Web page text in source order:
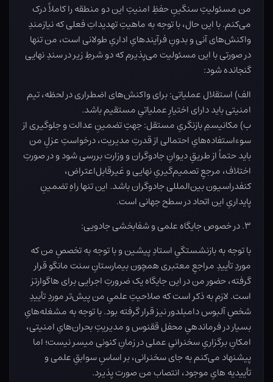
من مسئولیتِ سنگینِ حفظِ امنیتِ این دو منطقه را کاملاً درک
می‌کنم. با این حال، با توجه به ماهیتِ تهدیداتِ فعلی که نیازمندِ
واکنش‌های آنی و بدونِ فرآیندهایِ اداریِ طولانی است، من تنها
در صورتی با این مسئولیت می‌پذیرم که دو شرطِ زیر در سندِ نهایی
گنجانده شود:
الف) استقلال عملیاتی: برای واکنش‌های اضطراری در لحظه، تیم
امنیتی باید دارای اختیارِ عملیاتیِ مستقیم باشد.
ب) مکانیسمِ بازنگریِ مستقل: جهتِ تضمینِ عدالت و جلوگیری از
سوءاستفاده‌هایِ احتمالی از قدرتِ مدیریت، درخواستِ عزلِ من
باید حتماً از طریقِ دیوانِ جادوگران و وزارت بررسی شود و در صورتِ
اختلاف، مرجعِ تصمیم‌گیریِ نهایی و غیرقابل‌اعتراض،
کنفدراسیون بین‌المللی جادوگران باشد. این تنها راهِ تضمینِ
پایداریِ این اتحاد در سطح جهانی است.
۳. در خصوص جایگاه علمی و شفابخشی جادویی:
با توجه به بازنشستگیِ استادِ پیشین و با توجه به تخصصِ من که
موردِ تأییدِ مراجعِ معتبری همچون بیمارستانِ سنت مانگو قرار
گرفته، حضور من در این جایگاه یک ضرورتِ اجرایی برای هاگوارتز
است. لازم به ذکر است که صلاحیتِ علمیِ من پیش‌تر موردِ تأییدِ
شخصِ آلبوس دامبلدور نیز قرار گرفته بود. با توجه به مشغله‌هایِ
بسیار در فرماندهیِ محفل ققنوس و مدیریتِ بحران‌هایِ امنیتی،
امکانِ برگزاریِ سخنرانیِ عملی در زمانِ کنونی میسر نیست؛ اما
پیشنهاد می‌کنم به جای سخنرانی، بر اساسِ سوابقِ علمی و
تأییدیه هایِ موجود، انتصاب من صورت پذیرد.